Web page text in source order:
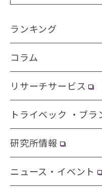
ランキング
コラム
リサーチサービス
トライベック ・ブ
研究所情報
ニュース・イベント